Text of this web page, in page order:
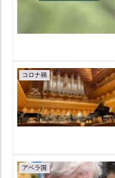
コロナ禍
アベラ国